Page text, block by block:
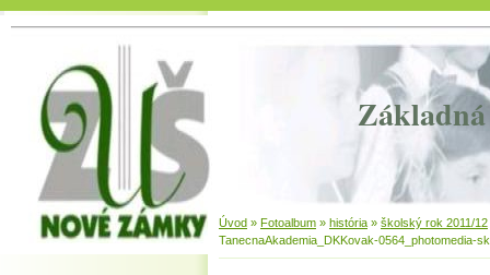
Základná
Úvod » Fotoalbum » história » školský rok 2011/12
TanecnaAkademia_DKKovak-0564_photomedia-sk